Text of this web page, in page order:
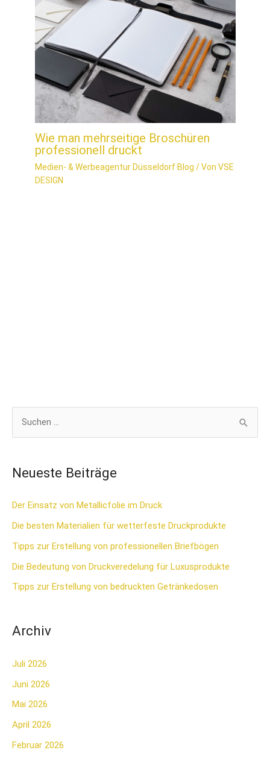
Wie man mehrseitige Broschüren
professionell druckt
Medien- & Werbeagentur Düsseldorf Blog / Von VSE
DESIGN
h
a
c
h
Neueste Beiträge
Der Einsatz von Metallicfolie im Druck
Die besten Materialien für wetterfeste Druckprodukte
Tipps zur Erstellung von professionellen Briefbögen
Die Bedeutung von Druckveredelung für Luxusprodukte
Tipps zur Erstellung von bedruckten Getränkedosen
Archiv
Juli 2026
Juni 2026
Mai 2026
April 2026
Februar 2026